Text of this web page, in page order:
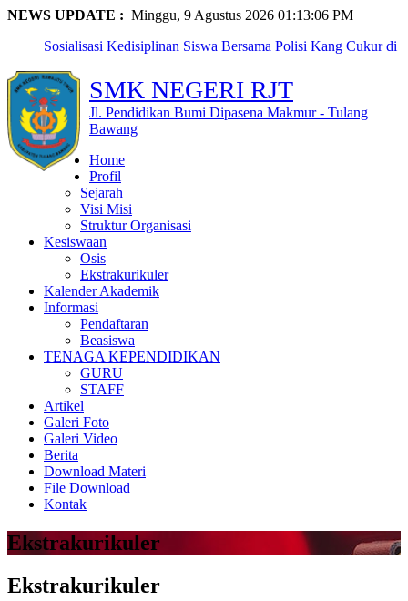
NEWS UPDATE :
Sosialisasi Kedisiplinan Siswa Bersama Polisi Kang Cukur di
SMKN Rawajitu Timur Laksanakan Kegiatan Classmeet dan
Lomba ...
SMKN Rawajitu Timur Peringati Hari Guru Nasional dengan
Upac...
Eka Nur Maya Sari, Siswi SMKN Rawajitu Timur, Raih
Pengharga...
Naila Anzalika Azzahra, Siswi SMKN Rawajitu Timur, Raih
Pres...
SMKN Rawajitu Timur Borong Prestasi Gemilang di Pentas
PAI T...
SMKN Rawajitu Timur Peringati Maulid Nabi: Teladani
Akhlak N...
Kunjungan Pembinaan PTK oleh Pendamping Satuan
Pendidikan Pr...
Fitria Kusuma Agustin, Siswi SMKN Rawajitu Timur,
Terpilih s...
PERKEMAHAN PRAMUKA LANJUTAN MPLS SMKN
RAWAJITU TIMUR TAHUN 2...
Minggu, 9 Agustus 2026 01:13:06 PM
SMK NEGERI RJT
Jl. Pendidikan Bumi Dipasena Makmur - Tulang
Bawang
Home
Profil
Sejarah
Visi Misi
Struktur Organisasi
Kesiswaan
Osis
Ekstrakurikuler
Kalender Akademik
Informasi
Pendaftaran
Beasiswa
TENAGA KEPENDIDIKAN
GURU
STAFF
Artikel
Galeri Foto
Galeri Video
Berita
Download Materi
File Download
Kontak
Ekstrakurikuler
Ekstrakurikuler